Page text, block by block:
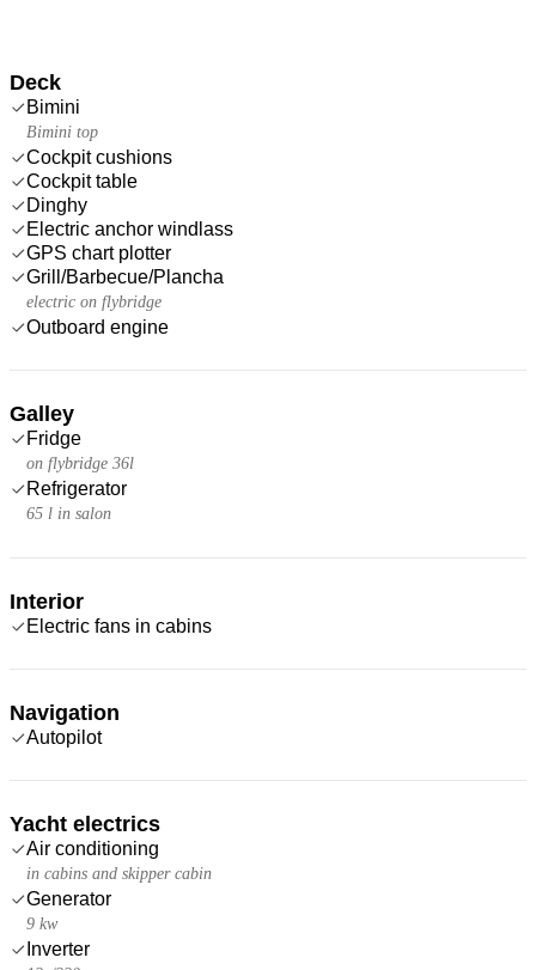
Deck
Bimini
Bimini top
Cockpit cushions
Cockpit table
Dinghy
Electric anchor windlass
GPS chart plotter
Grill/Barbecue/Plancha
electric on flybridge
Outboard engine
Galley
Fridge
on flybridge 36l
Refrigerator
65 l in salon
Interior
Electric fans in cabins
Navigation
Autopilot
Yacht electrics
Air conditioning
in cabins and skipper cabin
Generator
9 kw
Inverter